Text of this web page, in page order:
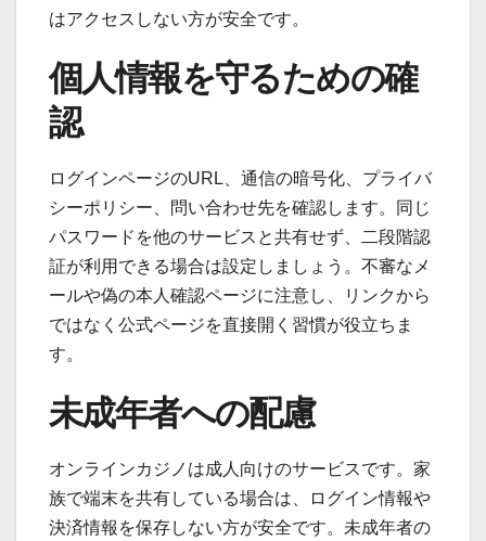
はアクセスしない方が安全です。
個人情報を守るための確
認
ログインページのURL、通信の暗号化、プライバ
シーポリシー、問い合わせ先を確認します。同じ
パスワードを他のサービスと共有せず、二段階認
証が利用できる場合は設定しましょう。不審なメ
ールや偽の本人確認ページに注意し、リンクから
ではなく公式ページを直接開く習慣が役立ちま
す。
未成年者への配慮
オンラインカジノは成人向けのサービスです。家
族で端末を共有している場合は、ログイン情報や
決済情報を保存しない方が安全です。未成年者の